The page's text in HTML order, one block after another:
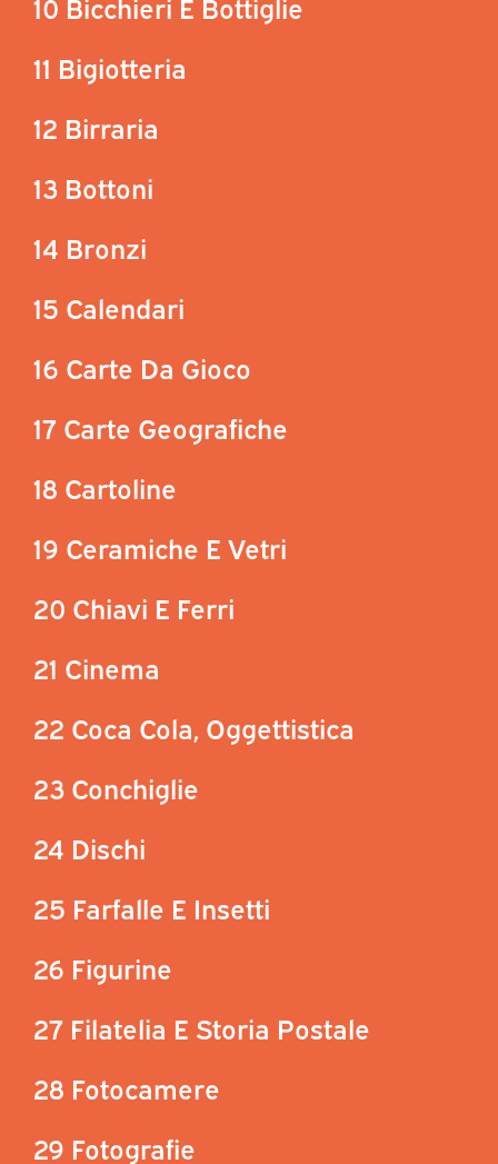
11 Bigiotteria
12 Birraria
13 Bottoni
14 Bronzi
15 Calendari
16 Carte Da Gioco
17 Carte Geografiche
18 Cartoline
19 Ceramiche E Vetri
20 Chiavi E Ferri
21 Cinema
22 Coca Cola, Oggettistica
23 Conchiglie
24 Dischi
25 Farfalle E Insetti
26 Figurine
27 Filatelia E Storia Postale
28 Fotocamere
29 Fotografie